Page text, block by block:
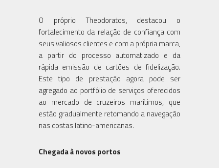
O próprio Theodoratos, destacou o
fortalecimento da relação de confiança com
seus valiosos clientes e com a própria marca,
a partir do processo automatizado e da
rápida emissão de cartões de fidelização.
Este tipo de prestação agora pode ser
agregado ao portfólio de serviços oferecidos
ao mercado de cruzeiros marítimos, que
estão gradualmente retomando a navegação
nas costas latino-americanas.
Chegada à novos portos